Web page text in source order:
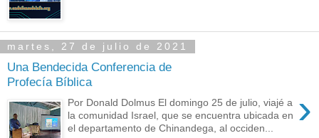
martes, 27 de julio de 2021
Una Bendecida Conferencia de
Profecía Bíblica
›
Por Donald Dolmus El domingo 25 de julio, viajé a
la comunidad Israel, que se encuentra ubicada en
el departamento de Chinandega, al occiden...